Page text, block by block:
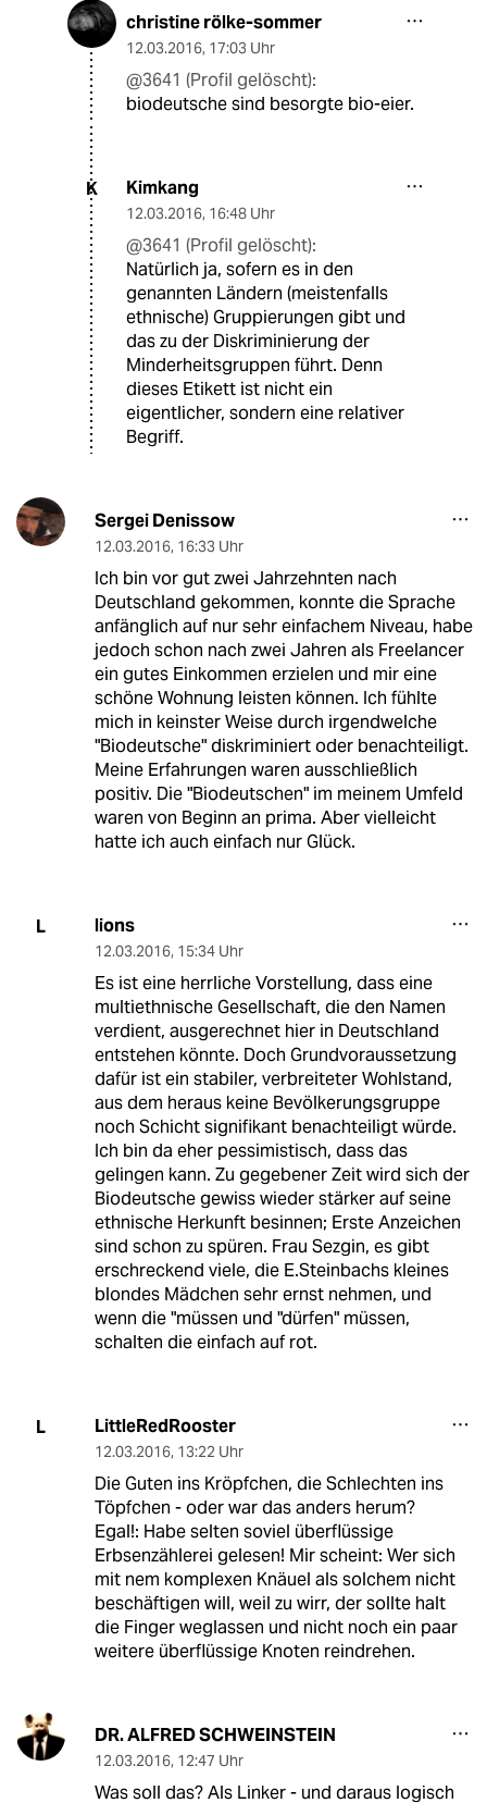
christine rölke-sommer
12.03.2016, 17:03 Uhr
@3641 (Profil gelöscht):
biodeutsche sind besorgte bio-eier.
K Kimkang
12.03.2016, 16:48 Uhr
@3641 (Profil gelöscht):
Natürlich ja, sofern es in den
genannten Ländern (meistenfalls
ethnische) Gruppierungen gibt und
das zu der Diskriminierung der
Minderheitsgruppen führt. Denn
dieses Etikett ist nicht ein
eigentlicher, sondern eine relativer
Begriff.
Sergei Denissow
12.03.2016, 16:33 Uhr
Ich bin vor gut zwei Jahrzehnten nach
Deutschland gekommen, konnte die Sprache
anfänglich auf nur sehr einfachem Niveau, habe
jedoch schon nach zwei Jahren als Freelancer
ein gutes Einkommen erzielen und mir eine
schöne Wohnung leisten können. Ich fühlte
mich in keinster Weise durch irgendwelche
"Biodeutsche" diskriminiert oder benachteiligt.
Meine Erfahrungen waren ausschließlich
positiv. Die "Biodeutschen" im meinem Umfeld
waren von Beginn an prima. Aber vielleicht
hatte ich auch einfach nur Glück.
L lions
12.03.2016, 15:34 Uhr
Es ist eine herrliche Vorstellung, dass eine
multiethnische Gesellschaft, die den Namen
verdient, ausgerechnet hier in Deutschland
entstehen könnte. Doch Grundvoraussetzung
dafür ist ein stabiler, verbreiteter Wohlstand,
aus dem heraus keine Bevölkerungsgruppe
noch Schicht signifikant benachteiligt würde.
Ich bin da eher pessimistisch, dass das
gelingen kann. Zu gegebener Zeit wird sich der
Biodeutsche gewiss wieder stärker auf seine
ethnische Herkunft besinnen; Erste Anzeichen
sind schon zu spüren. Frau Sezgin, es gibt
erschreckend viele, die E.Steinbachs kleines
blondes Mädchen sehr ernst nehmen, und
wenn die "müssen und "dürfen" müssen,
schalten die einfach auf rot.
L LittleRedRooster
12.03.2016, 13:22 Uhr
Die Guten ins Kröpfchen, die Schlechten ins
Töpfchen - oder war das anders herum?
Egal!: Habe selten soviel überflüssige
Erbsenzählerei gelesen! Mir scheint: Wer sich
mit nem komplexen Knäuel als solchem nicht
beschäftigen will, weil zu wirr, der sollte halt
die Finger weglassen und nicht noch ein paar
weitere überflüssige Knoten reindrehen.
DR. ALFRED SCHWEINSTEIN
12.03.2016, 12:47 Uhr
Was soll das? Als Linker - und daraus logisch